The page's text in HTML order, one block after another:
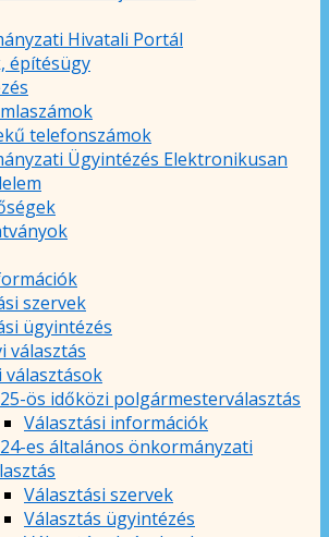
Hivatali Portál
építésügy
telefonszámok
Ügyintézés Elektronikusan
szervek
ügyintézés
választás
választások
ös időközi polgármesterválasztás
Választási információk
es általános önkormányzati
Választási szervek
Választás ügyintézés